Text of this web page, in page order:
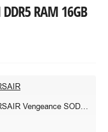
RAM 16GB
CORSAIR Vengeance SODIMM DDR5 RAM 16GB (1x16GB) 4800MHz